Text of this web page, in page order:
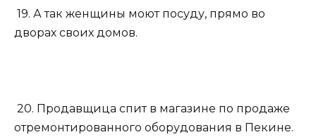
19. А так женщины моют посуду, прямо во
дворах своих домов.
20. Продавщица спит в магазине по продаже
отремонтированного оборудования в Пекине.